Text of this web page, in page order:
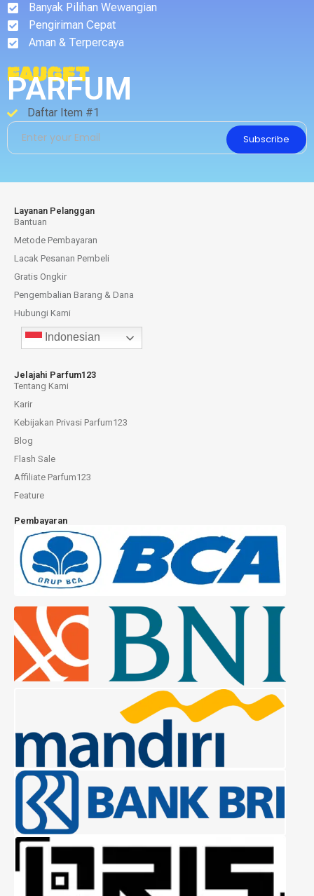
Banyak Pilihan Wewangian
Pengiriman Cepat
Aman & Terpercaya
FAUGET
PARFUM
Daftar Item #1
Subscribe
Layanan Pelanggan
Bantuan
Metode Pembayaran
Lacak Pesanan Pembeli
Gratis Ongkir
Pengembalian Barang & Dana
Hubungi Kami
Indonesian
Jelajahi Parfum123
Tentang Kami
Karir
Kebijakan Privasi Parfum123
Blog
Flash Sale
Affiliate Parfum123
Feature
Pembayaran